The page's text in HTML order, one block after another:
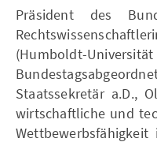
Präsident des
(Humboldt-
Staatssekretär a.D.,
wirtschaftliche und